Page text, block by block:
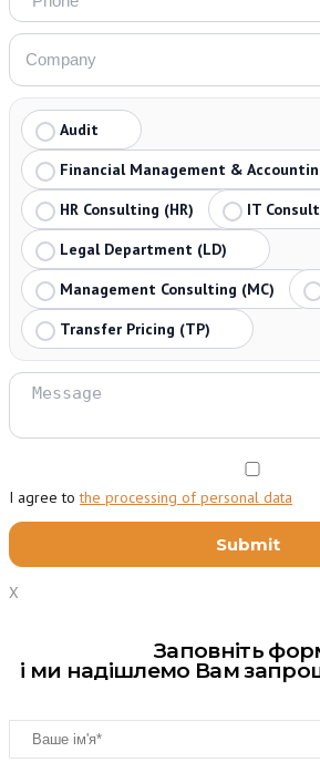
Audit
Financial Management &
HR Consulting (HR)
IT
Legal Department (LD)
Management Consulting (MC)
Transfer Pricing (TP)
I agree tothe processing of personal data
X
Заповніть
і ми надішлемо Вам